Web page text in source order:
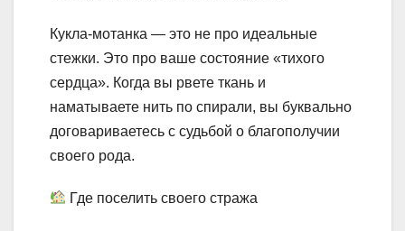
Кукла-мотанка — это не про идеальные
стежки. Это про ваше состояние «тихого
сердца». Когда вы рвете ткань и
наматываете нить по спирали, вы буквально
договариваетесь с судьбой о благополучии
своего рода.
Где поселить своего стража